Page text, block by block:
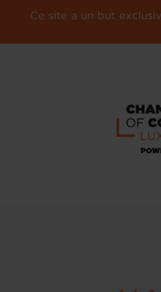
Ce site a un but